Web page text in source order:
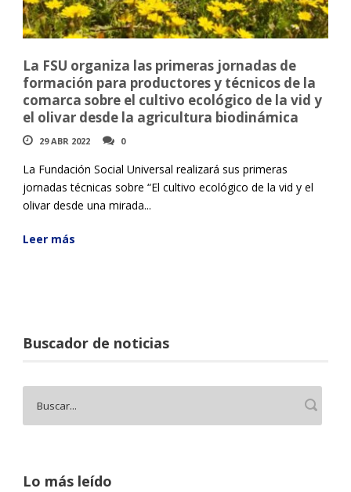
La FSU organiza las primeras jornadas de
formación para productores y técnicos de la
comarca sobre el cultivo ecológico de la vid y
el olivar desde la agricultura biodinámica
29 ABR 2022 0
La Fundación Social Universal realizará sus primeras
jornadas técnicas sobre “El cultivo ecológico de la vid y el
olivar desde una mirada...
Leer más
Buscador de noticias
Lo más leído